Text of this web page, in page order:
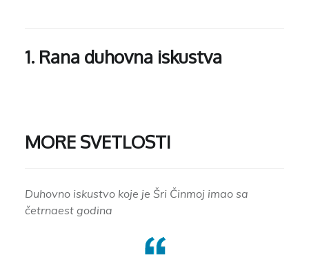
1. Rana duhovna iskustva
MORE SVETLOSTI
Duhovno iskustvo koje je Šri Činmoj imao sa
četrnaest godina